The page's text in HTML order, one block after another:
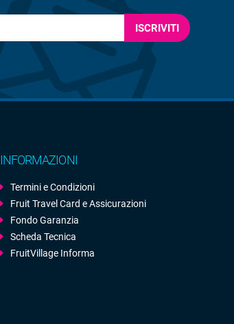
ISCRIVITI
INFORMAZIONI
Termini e Condizioni
Fruit Travel Card e Assicurazioni
Fondo Garanzia
Scheda Tecnica
FruitVillage Informa